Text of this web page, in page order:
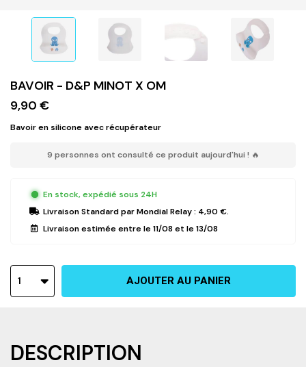
BAVOIR - D&P MINOT X OM
9,90 €
Bavoir en silicone avec récupérateur
9 personnes ont consulté ce produit aujourd'hui ! 🔥
En stock, expédié sous 24H
Livraison Standardpar Mondial Relay : 4,90 €.
Livraison estimée entre le11/08 et le13/08
1 AJOUTER AU PANIER
DESCRIPTION